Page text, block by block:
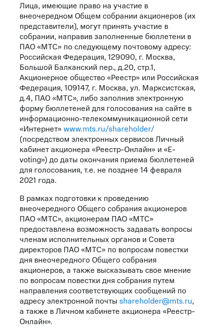
Лица, имеющие право на участие в
внеочередном Общем собрании акционеров (их
представители), могут принять участие в
собрании, направив заполненные бюллетени в
ПАО «МТС» по следующему почтовому адресу:
Российская Федерация, 129090, г. Москва,
Большой Балканский пер., д.20, стр.1,
Акционерное общество «Реестр» или Российская
Федерация, 109147, г. Москва, ул. Марксистская,
д.4, ПАО «МТС», либо заполнив электронную
форму бюллетеней для голосования на сайте в
информационно-телекоммуникационной сети
«Интернет»www.mts.ru/shareholder/
(посредством электронных сервисов Личный
кабинет акционера «Реестр-Онлайн» и «E-
voting») до даты окончания приема бюллетеней
для голосования, т.е. не позднее 14 февраля
2021 года.
В рамках подготовки к проведению
внеочередного Общего собрания акционеров
ПАО «МТС», акционерам ПАО «МТС»
предоставлена возможность задавать вопросы
членам исполнительных органов и Совета
директоров ПАО «МТС» по вопросам повестки
дня внеочередного Общего собрания
акционеров, а также высказывать свое мнение
по вопросам повестки дня собрания путем
направления соответствующих сообщений по
адресу электронной почты shareholder@mts.ru,
а также в Личном кабинете акционера «Реестр-
Онлайн».